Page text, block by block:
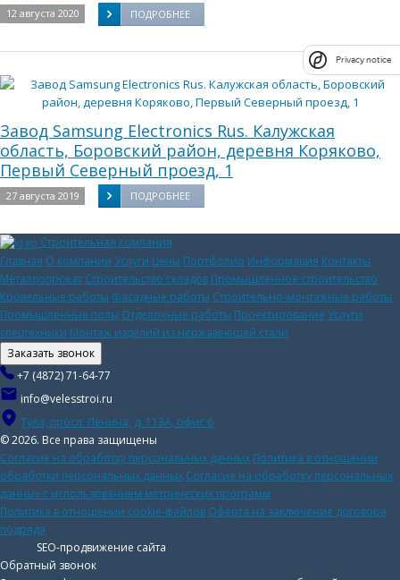
12 августа 2020 ПОДРОБНЕЕ
Завод Samsung Electronics Rus. Калужская
область, Боровский район, деревня Коряково,
Первый Северный проезд, 1
27 августа 2019 ПОДРОБНЕЕ
Строительная компания
Главная О компании Услуги Цены Портфолио Информация Контакты
Металлопрокат Строительство складов Промышленное строительство
Кровельные работы Фасадные работы Строительно-монтажные работы
Промышленные полы Отделочные работы Проектирование Услуги
спецтехники Монтаж изделий из нержавеющей стали
Заказать звонок
+7 (4872) 71-64-77
info@velesstroi.ru
Тула, просп. Ленина, д. 113А, офис 6
© 2026. Все права защищены
Согласие на обработку персональных данных Политика в отношении
обработки персональных данных Согласие на обработку персональных
данных с использованием метрических программ
Политика в отношении cookie-файлов Оферта на заключение договора
подряда
SEO-продвижение сайта
Обратный звонок
Privacy notice